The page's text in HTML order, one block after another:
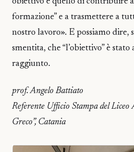
formazione” e a trasmettere a
nostro lavoro». E possiamo dire,
smentita, che “l’obiettivo” è
raggiunto.
prof. Angelo Battiato
Referente Ufficio Stampa del
Greco”, Catania